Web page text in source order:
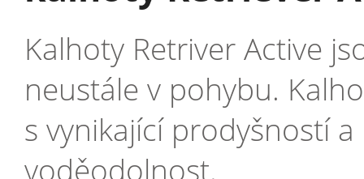
Kalhoty Retriver Active
neustále v pohybu.
s vynikající prodyšností
voděodolnost.